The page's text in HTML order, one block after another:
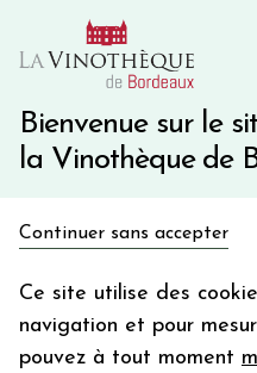
Bienvenue sur le
la Vinothèque de
Continuer sans accepter
Ce site utilise des
navigation et pour
pouvez à tout moment
10€ de remise immédiate
Une question
en
Votre
email